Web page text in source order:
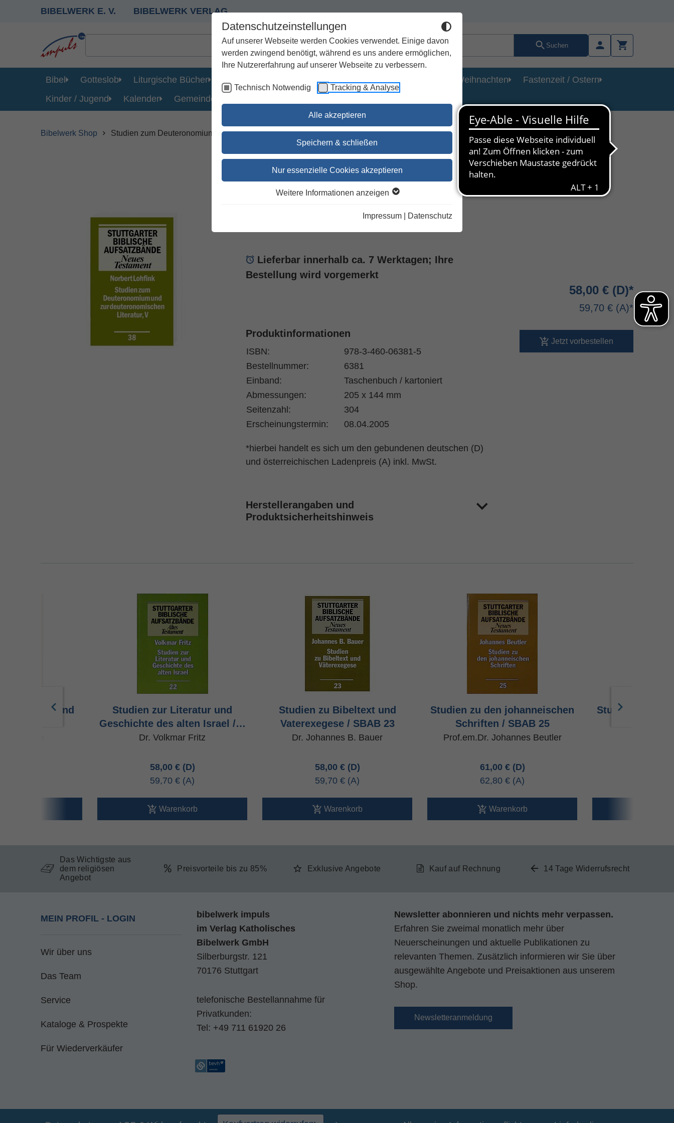
Datenschutzeinstellungen
Auf unserer Webseite werden Cookies verwendet. Einige davon
werden zwingend benötigt, während es uns andere ermöglichen,
Ihre Nutzererfahrung auf unserer Webseite zu verbessern.
Technisch Notwendig Tracking & Analyse
Alle akzeptieren
Speichern & schließen
Nur essenzielle Cookies akzeptieren
Weitere Informationen anzeigen
Impressum Datenschutz
BIBELWERK E. V. BIBELWERK VERLAG
Suchen
Bibel Gotteslob Liturgische Bücher Geschenke Kirchenjahr / Lebensweg Weihnachten
Fastenzeit / Ostern
Kinder / Jugend
Kalender Gemeinde
Bibelwerk Shop Studien zum Deuteronomium und zur deuteronomistischen Literatur, V / SBAB 38
Studien zum Deuteronomium
und zur deuteronomistischen
Literatur, V / SBAB 38
Lieferbar innerhalb ca. 7 Werktagen; Ihre
Bestellung wird vorgemerkt
58,00 €
59,70 €
Jetzt vorbestellen
Produktinformationen
ISBN:
978-3-460-06381-5
Bestellnummer:
6381
Einband:
Taschenbuch / kartoniert
Abmessungen:
205 x 144 mm
Seitenzahl:
304
Erscheinungstermin:
08.04.2005
*hierbei handelt es sich um den gebundenen deutschen (D)
und österreichischen Ladenpreis (A) inkl. MwSt.
Herstellerangaben und
Produktsicherheitshinweis
und
Studien zur Literatur und
Geschichte des alten Israel /…
Dr. Volkmar Fritz
58,00 €
59,70 €
Warenkorb
Studien zu Bibeltext und
Vaterexegese / SBAB 23
Dr. Johannes B. Bauer
58,00 €
59,70 €
Warenkorb
Studien zu den johanneischen
Schriften / SBAB 25
Prof.em.Dr. Johannes Beutler
61,00 €
62,80 €
Warenkorb
Studien zu
Das Wichtigste aus
dem religiösen
Angebot
Preisvorteile bis zu 85% Exklusive Angebote Kauf auf Rechnung 14 Tage Widerrufsrecht
MEIN PROFIL - LOGIN
Wir über uns
Das Team
Service
Kataloge & Prospekte
Für Wiederverkäufer
bibelwerk impuls
im Verlag Katholisches
Bibelwerk GmbH
Silberburgstr. 121
70176 Stuttgart
telefonische Bestellannahme für
Privatkunden:
Tel: +49 711 61920 26
Newsletter abonnieren und nichts mehr verpassen.
Erfahren Sie zweimal monatlich mehr über
Neuerscheinungen und aktuelle Publikationen zu
relevanten Themen. Zusätzlich informieren wir Sie über
ausgewählte Angebote und Preisaktionen aus unserem
Shop.
Newsletteranmeldung